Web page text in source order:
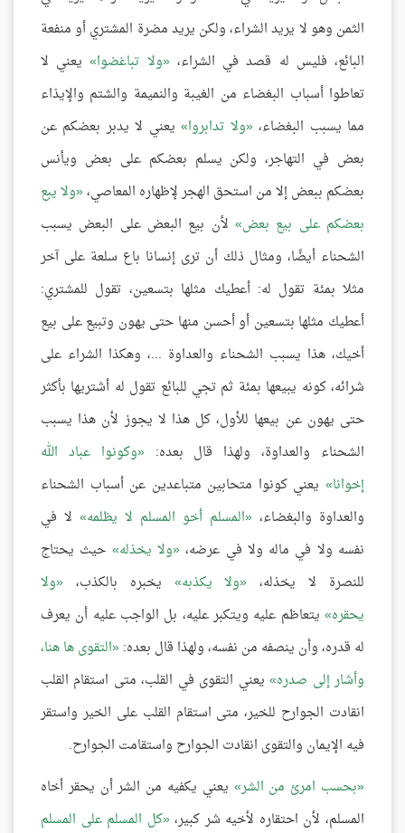
الثمن وهو لا يريد الشراء، ولكن يريد مضرة المشتري أو منفعة
البائع، فليس له قصد في الشراء، ولا تباغضوا يعني لا
تعاطوا أسباب البغضاء من الغيبة والنميمة والشتم والإيذاء
مما يسبب البغضاء، ولا تدابروا يعني لا يدبر بعضكم عن
بعض في التهاجر، ولكن يسلم بعضكم على بعض ويأنس
بعضكم ببعض إلا من استحق الهجر لإظهاره المعاصي، ولا يبع
بعضكم على بيع بعض
لأن بيع البعض على البعض يسبب
الشحناء أيضًا، ومثال ذلك أن ترى إنسانا باع سلعة على آخر
مثلا بمئة تقول له: أعطيك مثلها بتسعين، تقول للمشتري:
أعطيك مثلها بتسعين أو أحسن منها حتى يهون وتبيع على بيع
أخيك، هذا يسبب الشحناء والعداوة ...، وهكذا الشراء على
شرائه، كونه يبيعها بمئة ثم تجي للبائع تقول له أشتريها بأكثر
حتى يهون عن بيعها للأول، كل هذا لا يجوز لأن هذا يسبب
الشحناء والعداوة، ولهذا قال بعده: وكونوا عباد الله
إخوانا
يعني كونوا متحابين متباعدين عن أسباب الشحناء
والعداوة والبغضاء،
المسلم أخو المسلم لا يظلمه
لا في
نفسه ولا في ماله ولا في عرضه، ولا يخذله حيث يحتاج
للنصرة لا يخذله،
ولا يكذبه يخبره بالكذب،
ولا
يحقره يتعاظم عليه ويتكبر عليه، بل الواجب عليه أن يعرف
له قدره، وأن ينصفه من نفسه، ولهذا قال بعده: التقوى ها هنا،
وأشار إلى صدره يعني التقوى في القلب، متى استقام القلب
انقادت الجوارح للخير، متى استقام القلب على الخير واستقر
فيه الإيمان والتقوى انقادت الجوارح واستقامت الجوارح.
بحسب امرئ من الشر يعني يكفيه من الشر أن يحقر أخاه
المسلم، لأن احتقاره لأخيه شر كبير، كل المسلم على المسلم